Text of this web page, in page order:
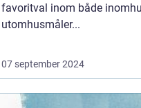
favoritval inom både
utomhusmåler...
07 september 2024